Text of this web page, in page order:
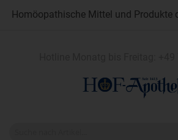
Homöopathische Mittel und Produkte